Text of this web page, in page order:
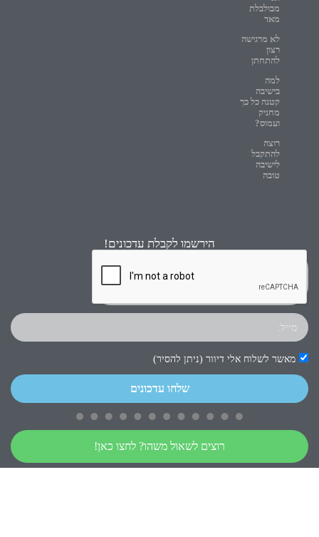
מבולבלת
מאד
לא מרגישה
רצון
להתחתן
למה
בישיבה
קטנה כל כך
מחניק
ועמוס?
רוצה
להתקבל
לישיבה
טובה
הירשמו לקבלת עדכונים!
מאשר לשלוח אלי דיוור (ניתן להסיר)
שלחו עדכונים
רוצים לשאול משהו? לחצו כאן!